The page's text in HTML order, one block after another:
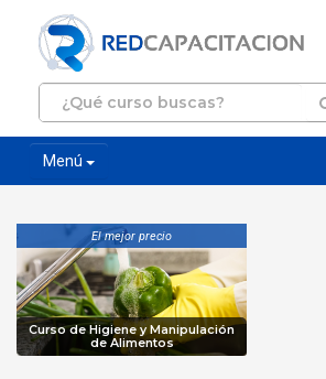
Menú
El mejor precio
Curso de Higiene y Manipulación
de Alimentos